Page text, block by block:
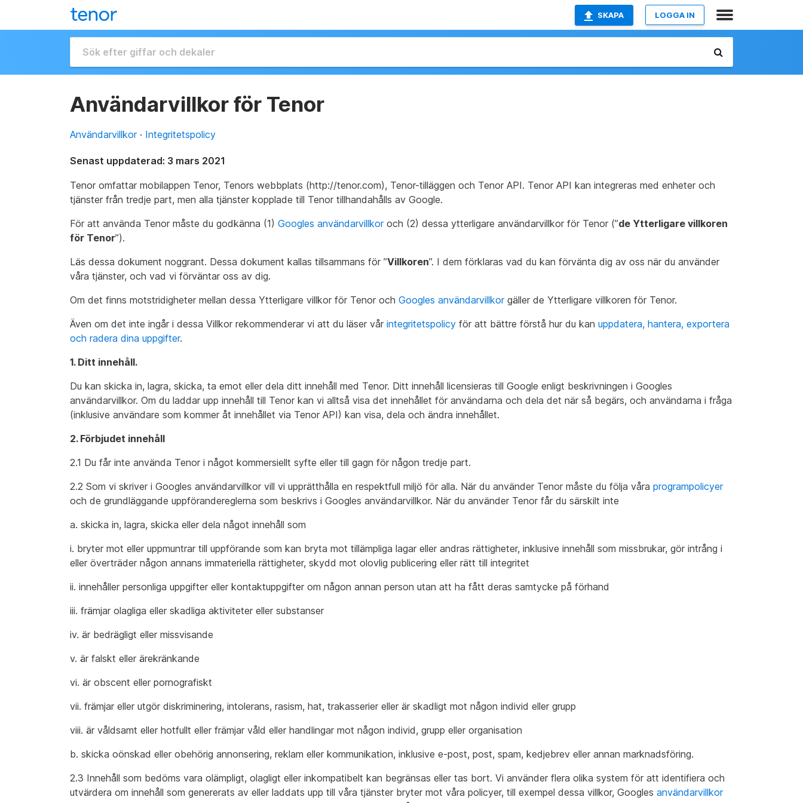
SKAPA LOGGA IN
Användarvillkor för Tenor
Användarvillkor· Integritetspolicy
Senast uppdaterad: 3 mars 2021
Tenor omfattar mobilappen Tenor, Tenors webbplats (http://tenor.com), Tenor-tilläggen och Tenor API. Tenor API kan integreras med enheter och
tjänster från tredje part, men alla tjänster kopplade till Tenor tillhandahålls av Google.
För att använda Tenor måste du godkänna (1) Googles användarvillkoroch (2) dessa ytterligare användarvillkor för Tenor (”de Ytterligare villkoren
för Tenor”).
Läs dessa dokument noggrant. Dessa dokument kallas tillsammans för ”Villkoren”. I dem förklaras vad du kan förvänta dig av oss när du använder
våra tjänster, och vad vi förväntar oss av dig.
Om det finns motstridigheter mellan dessa Ytterligare villkor för Tenor och Googles användarvillkorgäller de Ytterligare villkoren för Tenor.
Även om det inte ingår i dessa Villkor rekommenderar vi att du läser vår integritetspolicy för att bättre förstå hur du kan uppdatera, hantera, exportera
och radera dina uppgifter.
1. Ditt innehåll.
Du kan skicka in, lagra, skicka, ta emot eller dela ditt innehåll med Tenor. Ditt innehåll licensieras till Google enligt beskrivningen i Googles
användarvillkor. Om du laddar upp innehåll till Tenor kan vi alltså visa det innehållet för användarna och dela det när så begärs, och användarna i fråga
(inklusive användare som kommer åt innehållet via Tenor API) kan visa, dela och ändra innehållet.
2. Förbjudet innehåll
2.1 Du får inte använda Tenor i något kommersiellt syfte eller till gagn för någon tredje part.
2.2 Som vi skriver i Googles användarvillkor vill vi upprätthålla en respektfull miljö för alla. När du använder Tenor måste du följa våra programpolicyer
och de grundläggande uppförandereglerna som beskrivs i Googles användarvillkor. När du använder Tenor får du särskilt inte
a. skicka in, lagra, skicka eller dela något innehåll som
i. bryter mot eller uppmuntrar till uppförande som kan bryta mot tillämpliga lagar eller andras rättigheter, inklusive innehåll som missbrukar, gör intrång i
eller överträder någon annans immateriella rättigheter, skydd mot olovlig publicering eller rätt till integritet
ii. innehåller personliga uppgifter eller kontaktuppgifter om någon annan person utan att ha fått deras samtycke på förhand
iii. främjar olagliga eller skadliga aktiviteter eller substanser
iv. är bedrägligt eller missvisande
v. är falskt eller ärekränkande
vi. är obscent eller pornografiskt
vii. främjar eller utgör diskriminering, intolerans, rasism, hat, trakasserier eller är skadligt mot någon individ eller grupp
viii. är våldsamt eller hotfullt eller främjar våld eller handlingar mot någon individ, grupp eller organisation
b. skicka oönskad eller obehörig annonsering, reklam eller kommunikation, inklusive e-post, post, spam, kedjebrev eller annan marknadsföring.
2.3 Innehåll som bedöms vara olämpligt, olagligt eller inkompatibelt kan begränsas eller tas bort. Vi använder flera olika system för att identifiera och
utvärdera om innehåll som genererats av eller laddats upp till våra tjänster bryter mot våra policyer, till exempel dessa villkor, Googles användarvillkor